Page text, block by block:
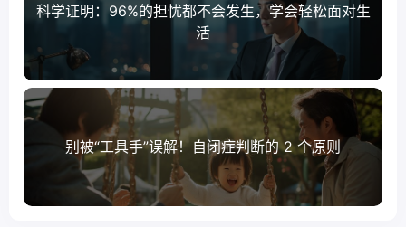
科学证明：96%的担忧都不会发生，学会轻松面对生
活
别被“工具手”误解！自闭症判断的 2 个原则